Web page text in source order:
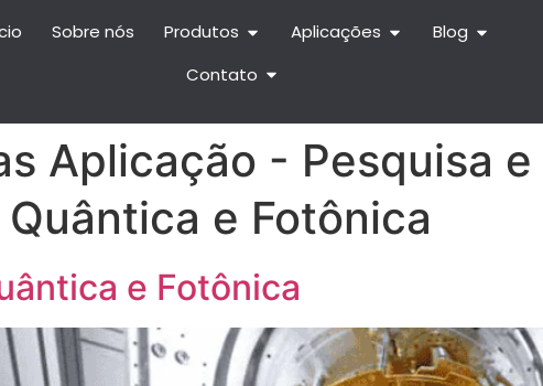
Sobre nós Produtos Aplicações
Blog
Contato
Aplicação - Pesquisa
e Fotônica
e Fotônica